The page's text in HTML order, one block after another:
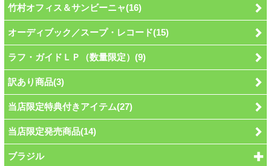
竹村オフィス＆サンビーニャ(16)
オーディブック／スープ・レコード(15)
ラフ・ガイドＬＰ（数量限定）(9)
訳あり商品(3)
当店限定特典付きアイテム(27)
当店限定発売商品(14)
ブラジル